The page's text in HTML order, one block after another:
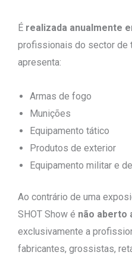
É realizada anualmente
profissionais do sector de
apresenta:
Armas de fogo
Munições
Equipamento tático
Produtos de exterior
Equipamento militar e
Ao contrário de uma
SHOT Show é não aberto
exclusivamente a
fabricantes, grossistas,